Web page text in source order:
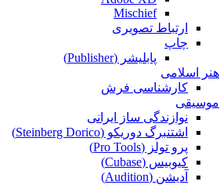
Mischief
ارتباط تصویری
چاپ
پابلیشر (Publisher)
هنر اسلامی
کارشناسی فرش
موسیقی
نوازندگی ساز ایرانی
اشتنبرگ دوریکو (Steinberg Dorico)
پرو تولز (Pro Tools)
کیوبیس (Cubase‎)
آدیشن (Audition)